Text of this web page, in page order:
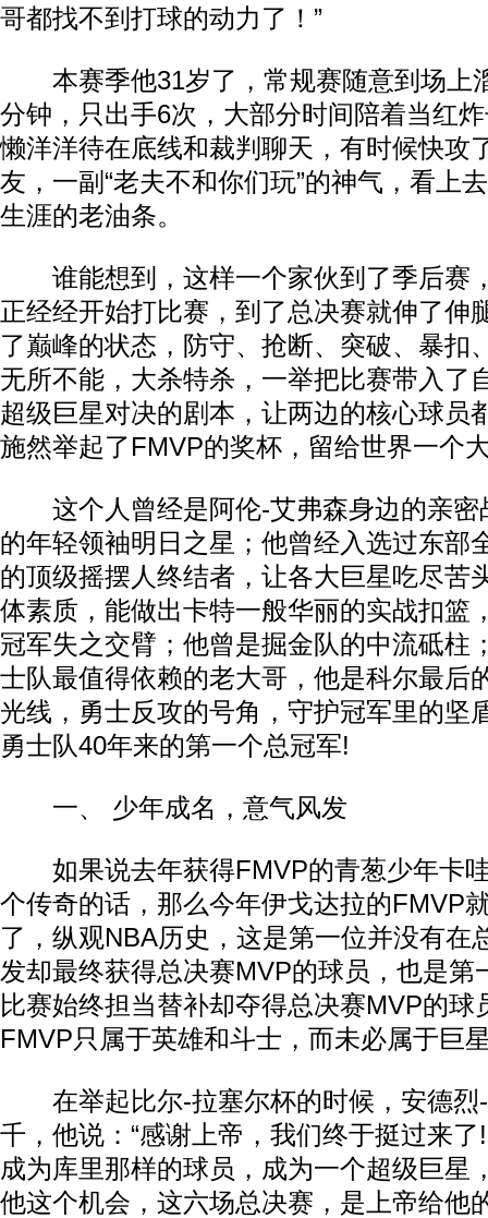
哥都找不到打球的动力了！”
本赛季他31岁了，常规赛随意到场上
分钟，只出手6次，大部分时间陪着当红
懒洋洋待在底线和裁判聊天，有时候快攻
友，一副“老夫不和你们玩”的神气，看上
生涯的老油条。
谁能想到，这样一个家伙到了季后赛
正经经开始打比赛，到了总决赛就伸了伸
了巅峰的状态，防守、抢断、突破、暴扣
无所不能，大杀特杀，一举把比赛带入了
超级巨星对决的剧本，让两边的核心球员
施然举起了FMVP的奖杯，留给世界一个
这个人曾经是阿伦-艾弗森身边的亲密
的年轻领袖明日之星；他曾经入选过东部
的顶级摇摆人终结者，让各大巨星吃尽苦
体素质，能做出卡特一般华丽的实战扣篮
冠军失之交臂；他曾是掘金队的中流砥柱
士队最值得依赖的老大哥，他是科尔最后
光线，勇士反攻的号角，守护冠军里的坚
勇士队40年来的第一个总冠军!
一、 少年成名，意气风发
如果说去年获得FMVP的青葱少年卡
个传奇的话，那么今年伊戈达拉的FMVP
了，纵观NBA历史，这是第一位并没有在
发却最终获得总决赛MVP的球员，也是第
比赛始终担当替补却夺得总决赛MVP的球
FMVP只属于英雄和斗士，而未必属于巨
在举起比尔-拉塞尔杯的时候，安德烈-
千，他说：“感谢上帝，我们终于挺过来了
成为库里那样的球员，成为一个超级巨星
他这个机会，这六场总决赛，是上帝给他
动物系恋人啊 | 钟欣潼体验爱情哲学 南